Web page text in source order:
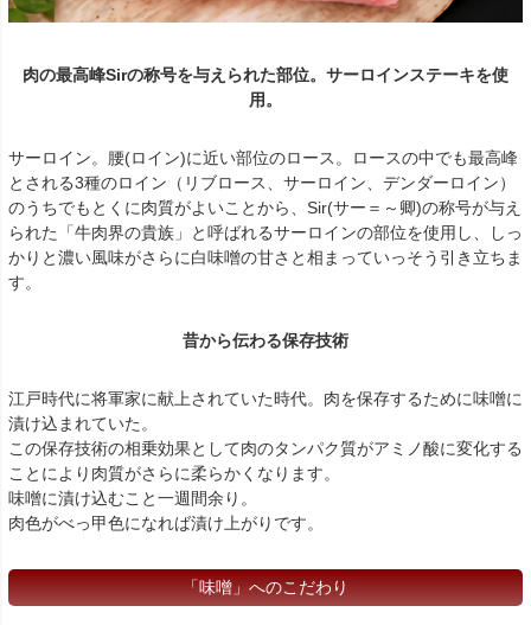
肉の最高峰Sirの称号を与えられた部位。サーロインステーキを使
用。
サーロイン。腰(ロイン)に近い部位のロース。ロースの中でも最高峰
とされる3種のロイン（リブロース、サーロイン、デンダーロイン）
のうちでもとくに肉質がよいことから、Sir(サー＝～卿)の称号が与え
られた「牛肉界の貴族」と呼ばれるサーロインの部位を使用し、しっ
かりと濃い風味がさらに白味噌の甘さと相まっていっそう引き立ちま
す。
昔から伝わる保存技術
江戸時代に将軍家に献上されていた時代。肉を保存するために味噌に
漬け込まれていた。
この保存技術の相乗効果として肉のタンパク質がアミノ酸に変化する
ことにより肉質がさらに柔らかくなります。
味噌に漬け込むこと一週間余り。
肉色がべっ甲色になれば漬け上がりです。
「味噌」へのこだわり